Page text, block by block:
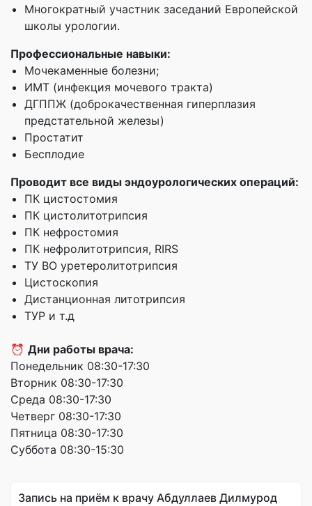
Многократный участник заседаний Европейской
школы урологии.
Профессиональные навыки:
Мочекаменные болезни;
ИМТ (инфекция мочевого тракта)
ДГППЖ (доброкачественная гиперплазия
предстательной железы)
Простатит
Бесплодие
Проводит все виды эндоурологических операций:
ПК цистостомия
ПК цистолитотрипсия
ПК нефростомия
ПК нефролитотрипсия, RIRS
ТУ ВО уретеролитотрипсия
Цистоскопия
Дистанционная литотрипсия
ТУР и т.д
⏰ Дни работы врача:
Понедельник 08:30-17:30
Вторник 08:30-17:30
Среда 08:30-17:30
Четверг 08:30-17:30
Пятница 08:30-17:30
Суббота 08:30-15:30
Запись на приём к врачу Абдуллаев Дилмурод